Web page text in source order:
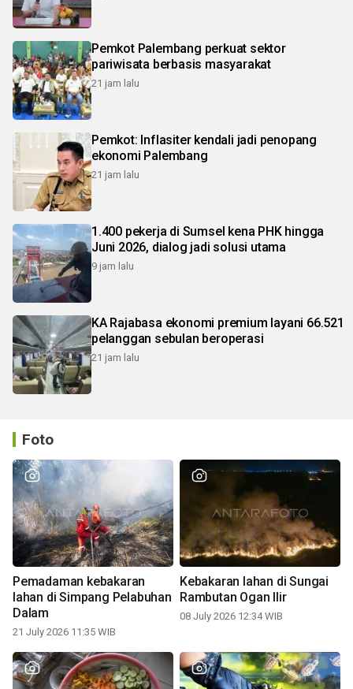
Pemkot Palembang perkuat sektor
pariwisata berbasis masyarakat
21 jam lalu
Pemkot: Inflasiter kendali jadi penopang
ekonomi Palembang
21 jam lalu
1.400 pekerja di Sumsel kena PHK hingga
Juni 2026, dialog jadi solusi utama
9 jam lalu
KA Rajabasa ekonomi premium layani 66.521
pelanggan sebulan beroperasi
21 jam lalu
Foto
Pemadaman kebakaran
lahan di Simpang Pelabuhan
Dalam
21 July 2026 11:35 WIB
Kebakaran lahan di Sungai
Rambutan Ogan Ilir
08 July 2026 12:34 WIB